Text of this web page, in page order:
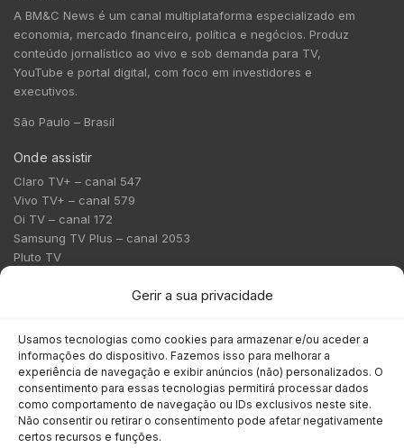
Gerir a sua privacidade
Usamos tecnologias como cookies para armazenar e/ou aceder a
informações do dispositivo. Fazemos isso para melhorar a
experiência de navegação e exibir anúncios (não) personalizados. O
consentimento para essas tecnologias permitirá processar dados
como comportamento de navegação ou IDs exclusivos neste site.
Não consentir ou retirar o consentimento pode afetar negativamente
certos recursos e funções.
A BM&C News é um canal multiplataforma especializado em
economia, mercado financeiro, política e negócios. Produz
conteúdo jornalístico ao vivo e sob demanda para TV,
YouTube e portal digital, com foco em investidores e
executivos.
São Paulo – Brasil
Onde assistir
Claro TV+ – canal 547
Vivo TV+ – canal 579
Oi TV – canal 172
Samsung TV Plus – canal 2053
Pluto TV
redacao@bmcnews.com.br
Comercial:
comercial@bmcnews.com.br
Anuncie na BM&C News